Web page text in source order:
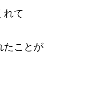
れて
たことが